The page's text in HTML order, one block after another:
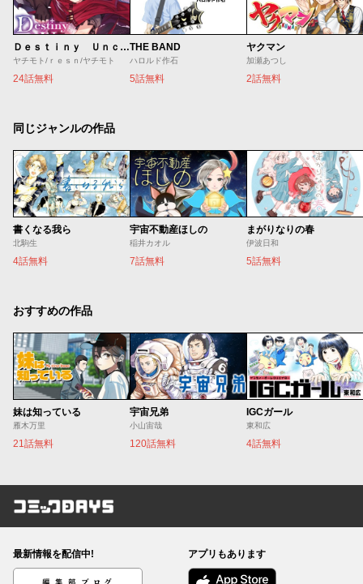
Ｄｅｓｔｉｎｙ Ｕｎｃｈａｉｎ Ｏｎｌｉｎｅ 吸血鬼少女となって、やがて『赤の魔王』と呼ばれるようになりました
ヤチモト/ｒｅｓｎ/ヤチモト
24話無料
THE BAND
ハロルド作石
5話無料
ヤクマン
加瀬あつし
2話無料
同じジャンルの作品
書くなる我ら
北駒生
4話無料
宇宙不動産ほしの
稲井カオル
7話無料
まがりなりの春
伊波日和
5話無料
おすすめの作品
妹は知っている
雁木万里
21話無料
宇宙兄弟
小山宙哉
120話無料
IGCガール
東和広
4話無料
コミックDAYS
最新情報を配信中!
編集部ブログ
アプリもあります